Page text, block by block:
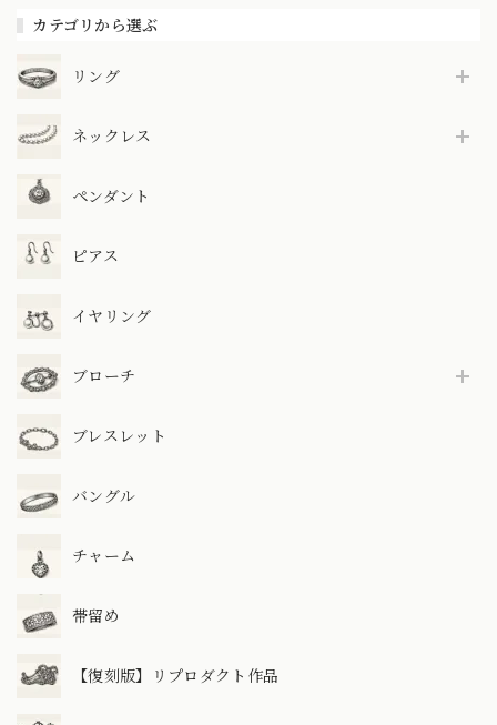
カテゴリから選ぶ
リング
ネックレス
ペンダント
ピアス
イヤリング
ブローチ
ブレスレット
バングル
チャーム
帯留め
【復刻版】リプロダクト作品